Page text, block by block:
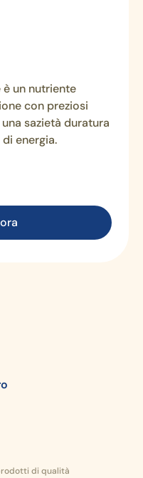
è un nutriente
con preziosi
sazietà duratura
energia.
di qualità